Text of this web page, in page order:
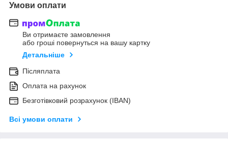
Умови оплати
Ви отримаєте замовлення
або гроші повернуться на вашу картку
Детальніше
Післяплата
Оплата на рахунок
Безготівковий розрахунок (IBAN)
Всі умови оплати